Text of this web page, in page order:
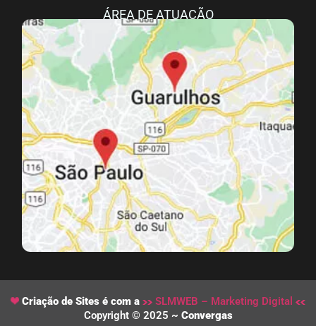
ÁREA DE ATUAÇÃO
Criação de Sites é com a
SLMWEB – Marketing Digital
Copyright © 2025 ~ Convergas